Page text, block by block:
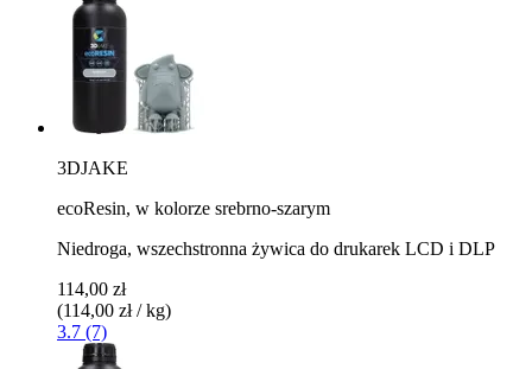
3DJAKE
ecoResin, w kolorze srebrno-szarym
Niedroga, wszechstronna żywica do drukarek LCD i DLP
114,00 zł
(114,00 zł / kg)
3.7 (7)